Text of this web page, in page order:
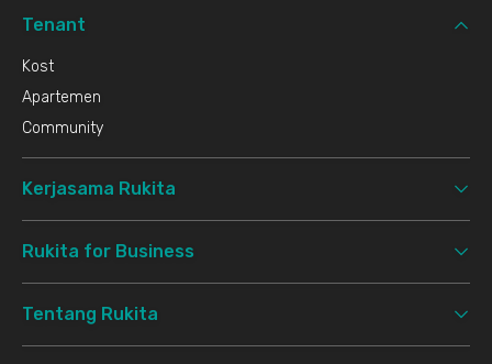
Tenant
Kost
Apartemen
Community
Kerjasama Rukita
Rukita for Business
Tentang Rukita